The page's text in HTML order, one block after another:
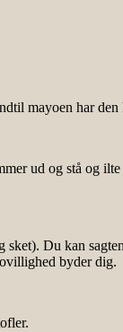
mayoen har den
ud og stå og
Du kan
byder dig.